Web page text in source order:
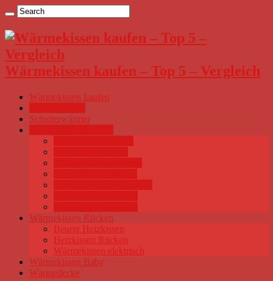
Wärmekissen kaufen – Top 5 – Vergleich
Wärmekissen kaufen
Schulterwärmer
Wärmekissen Rücken
Beurer Heizkissen
Heizkissen Rücken
Wärmekissen elektrisch
Wärmekissen Baby
Wärmedecke